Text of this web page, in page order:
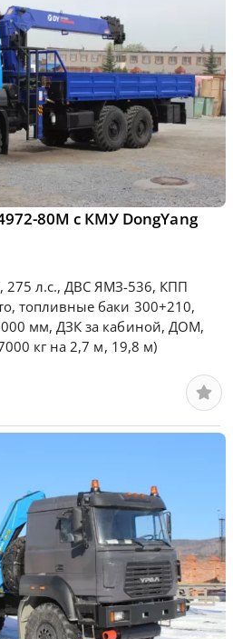
80М с КМУ DongYang
275 л.с., ДВС ЯМЗ-536, КПП
топливные баки 300+210,
мм, ДЗК за кабиной, ДОМ,
кг на 2,7 м, 19,8 м)